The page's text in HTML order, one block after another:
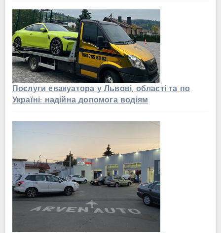
Послуги евакуатора у Львові, області та по
Україні: надійна допомога водіям